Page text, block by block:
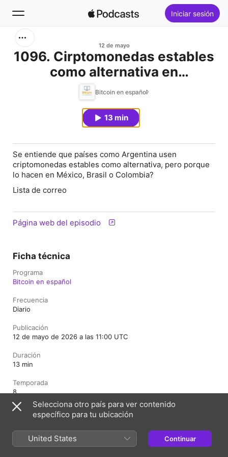
Iniciar sesión
12 de mayo
1096. Cirptomonedas estables
como alternativa en
latinoamerica
Bitcoin en español
13 min
Se entiende que países como Argentina usen
criptomonedas estables como alternativa, pero porque
lo hacen en México, Brasil o Colombia?
Lista de correo
Página web del episodio
Ficha técnica
Programa
Bitcoin en español
Frecuencia
Diario
Publicación
12 de mayo de 2026 a las 11:00 UTC
Duración
13 min
Temporada
8
Episodio
Clasificación
Apto
Selecciona otro país para ver contenido
específico para tu ubicación
United States Continuar